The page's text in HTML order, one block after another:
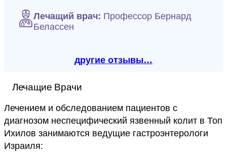
Лечащий врач: Профессор Бернард
Белассен
другие отзывы…
Лечащие Врачи
Лечением и обследованием пациентов с
диагнозом неспецифический язвенный колит в Топ
Ихилов занимаются ведущие гастроэнтерологи
Израиля: